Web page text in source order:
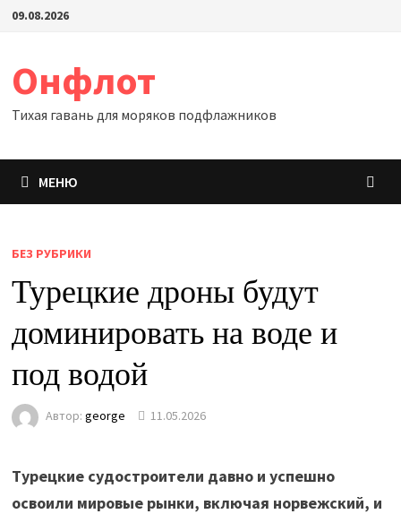
Перейти
09.08.2026
Онфлот
Тихая гавань для моряков подфлажников
МЕНЮ
БЕЗ РУБРИКИ
Турецкие дроны будут
доминировать на воде и
под водой
Автор: george 11.05.2026
Турецкие судостроители давно и успешно
освоили мировые рынки, включая норвежский, и